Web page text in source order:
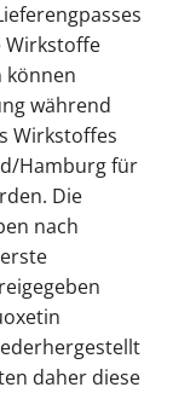
Wirkstoffe
können
während
Wirkstoffes
Hamburg für
Die
nach
daher diese